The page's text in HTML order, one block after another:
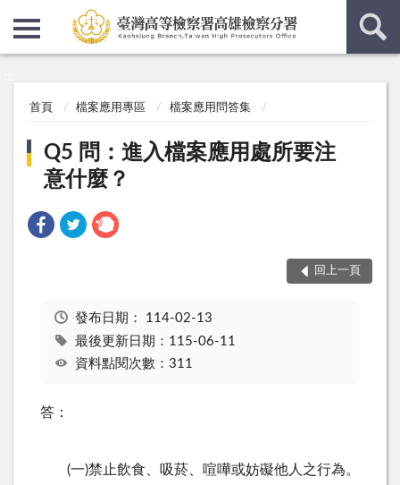
首頁 檔案應用專區 檔案應用問答集
Q5 問：進入檔案應用處所要注
意什麼？
回上一頁
發布日期： 114-02-13
最後更新日期：115-06-11
資料點閱次數：311
答：
(一)禁止飲食、吸菸、喧嘩或妨礙他人之行為。